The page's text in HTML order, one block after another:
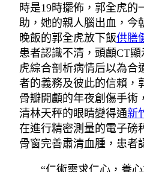
時是19時擺佈，郭全虎的
助，她的親人腦出血，今
晚飯的郭全虎放下飯供膳
患者認識不清，頭顱CT
虎綜合剖析病情后以為合
者的義務及彼此的信賴，
骨瓣開顱的年夜創傷手術
清林天秤的眼睛變得通新
在進行精密測量的電子磅
骨窗完善肅清血腫，患者